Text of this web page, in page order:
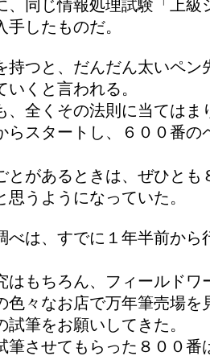
、同じ情報処理試験「上級
したものだ。
持つと、だんだん太いペン
くと言われる。
、全くその法則に当てはま
らスタートし、６００番の
とがあるときは、ぜひとも
思うようになっていた。
べは、すでに１年半前から
はもちろん、フィールドワ
色々なお店で万年筆売場を
試筆をお願いしてきた。
筆させてもらった８００番